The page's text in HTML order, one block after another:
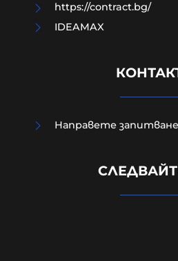
УНИЦЕФ: Израел
„примирието“ от
https://contract.bg/
IDEAMAX
Направете запитване